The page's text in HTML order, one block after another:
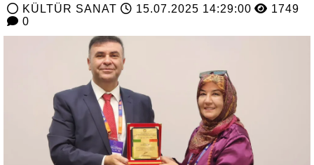
KÜLTÜR SANAT 15.07.2025 14:29:00
1749
0